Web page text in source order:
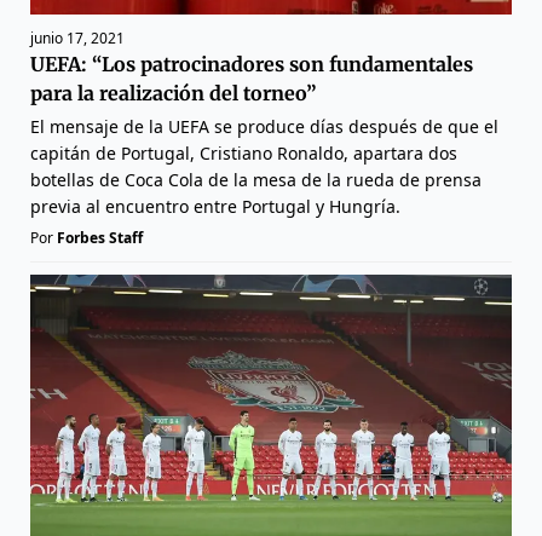
junio 17, 2021
UEFA: “Los patrocinadores son fundamentales
para la realización del torneo”
El mensaje de la UEFA se produce días después de que el
capitán de Portugal, Cristiano Ronaldo, apartara dos
botellas de Coca Cola de la mesa de la rueda de prensa
previa al encuentro entre Portugal y Hungría.
Por Forbes Staff